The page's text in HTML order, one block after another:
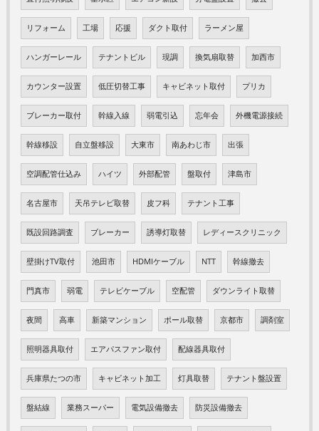
リフォーム 工場 応援 ダクト取付 ラーメン屋
ハンガーレール テナントビル 現調 換気扇取替 加西市
カウンター設置 低圧切替工事 キャビネット取付 プリカ
ブレーカー取付 幹線入線 弱電引込 忘年会 外機電源接続
幹線移設 自立盤移設 大東市 南あわじ市 出張
空調配管仕込み ハイツ 外部配管 盤取付 津島市
名古屋市 天吊テレビ取替 皮フ科 テナント工事
既設回路調査 ブレーカー 誘導灯取替 レディースクリニック
壁掛けTV取付 池田市 HDMIケーブル NTT 幹線撤去
門真市 弱電 テレビケーブル 空配管 ダウンライト取替
夜間 高車 新築マンション ポール取替 京都市 調剤室
照明器具取付 エアパスファン取付 配線器具取付
兵庫県たつの市 キャビネット加工 灯具取替 テナント盤設置
盤結線 業務スーパー 電気設備撤去 防災設備撤去